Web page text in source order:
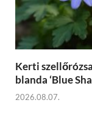
Kerti
blanda ‘Blue
2026.08.07.